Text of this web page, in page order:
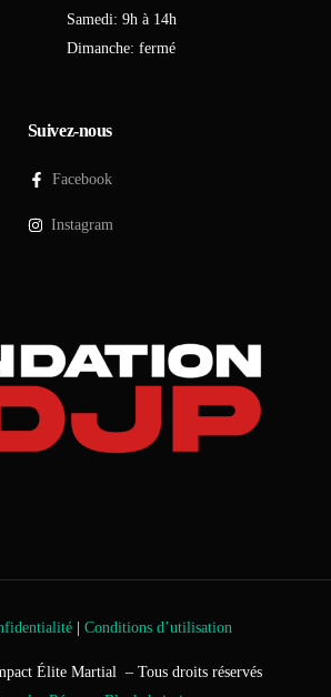
Samedi: 9h à 14h
Dimanche: fermé
Suivez-nous
Facebook
Instagram
|Conditions d’utilisation
Élite Martial – Tous droits réservés